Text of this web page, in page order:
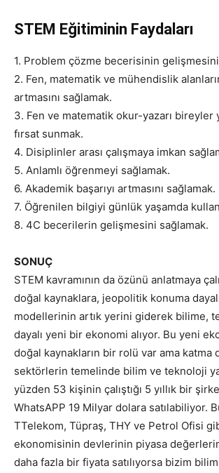
STEM Eğitiminin Faydaları
1. Problem çözme becerisinin
2. Fen, matematik ve mühendislik
artmasını sağlamak.
3. Fen ve matematik okur-yazarı bireyler
fırsat sunmak.
4. Disiplinler arası çalışmaya imkan
5. Anlamlı öğrenmeyi sağlamak.
6. Akademik başarıyı artmasını sağlamak.
7. Öğrenilen bilgiyi günlük yaşamda
8. 4C becerilerin gelişmesini sağlamak.
SONUÇ
STEM kavramının da özünü anlatmaya
doğal kaynaklara, jeopolitik konuma
modellerinin artık yerini giderek bilime,
dayalı yeni bir ekonomi alıyor. Bu yeni
doğal kaynakların bir rolü var ama katma
sektörlerin temelinde bilim ve teknoloji
yüzden 53 kişinin çalıştığı 5 yıllık bir
WhatsAPP 19 Milyar dolara satılabiliyor.
TTelekom, Tüpraş, THY ve Petrol Ofisi
ekonomisinin devlerinin piyasa
daha fazla bir fiyata satılıyorsa bizim